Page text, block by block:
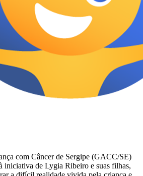
com Câncer de Sergipe (GACC/SE)
iniciativa de Lygia Ribeiro e suas filhas,